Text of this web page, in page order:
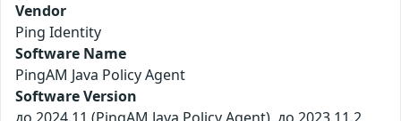
Vendor
Ping Identity
Software Name
PingAM Java Policy Agent
Software Version